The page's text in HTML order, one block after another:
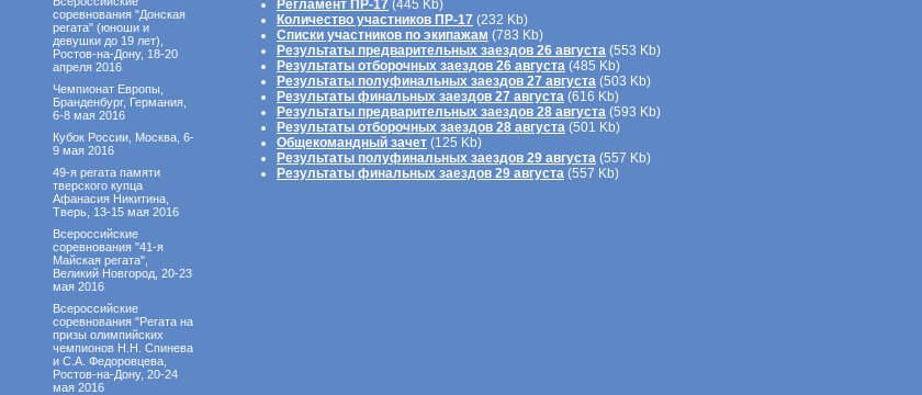
соревнования "Донская
регата" (юноши и
девушки до 19 лет),
Ростов-на-Дону, 18-20
апреля 2016
Чемпионат Европы,
Бранденбург, Германия,
6-8 мая 2016
Кубок России, Москва, 6-
9 мая 2016
49-я регата памяти
тверского купца
Афанасия Никитина,
Тверь, 13-15 мая 2016
Всероссийские
соревнования "41-я
Майская регата",
Великий Новгород, 20-23
мая 2016
Всероссийские
соревнования "Регата на
призы олимпийских
чемпионов Н.Н. Спинева
и С.А. Федоровцева,
Ростов-на-Дону, 20-24
мая 2016
Регламент ПР-17 (445 Kb)
Количество участников ПР-17 (232 Kb)
Списки участников по экипажам (783 Kb)
Результаты предварительных заездов 26 августа (553 Kb)
Результаты отборочных заездов 26 августа (485 Kb)
Результаты полуфинальных заездов 27 августа (503 Kb)
Результаты финальных заездов 27 августа (616 Kb)
Результаты предварительных заездов 28 августа (593 Kb)
Результаты отборочных заездов 28 августа (501 Kb)
Общекомандный зачет (125 Kb)
Результаты полуфинальных заездов 29 августа (557 Kb)
Результаты финальных заездов 29 августа (557 Kb)